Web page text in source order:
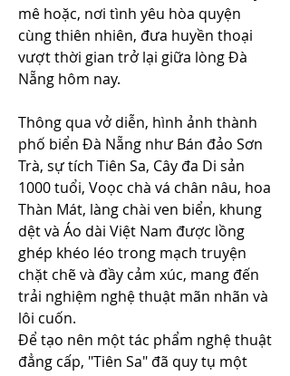
mê hoặc, nơi tình yêu hòa quyện
cùng thiên nhiên, đưa huyền thoại
vượt thời gian trở lại giữa lòng Đà
Nẵng hôm nay.
Thông qua vở diễn, hình ảnh thành
phố biển Đà Nẵng như Bán đảo Sơn
Trà, sự tích Tiên Sa, Cây đa Di sản
1000 tuổi, Voọc chà vá chân nâu, hoa
Thàn Mát, làng chài ven biển, khung
dệt và Áo dài Việt Nam được lồng
ghép khéo léo trong mạch truyện
chặt chẽ và đầy cảm xúc, mang đến
trải nghiệm nghệ thuật mãn nhãn và
lôi cuốn.
Để tạo nên một tác phẩm nghệ thuật
đẳng cấp, "Tiên Sa" đã quy tụ một